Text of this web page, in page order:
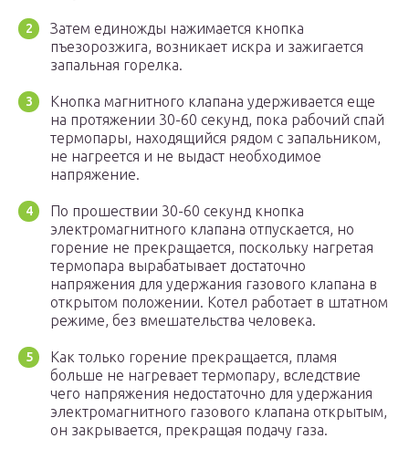
Затем единожды нажимается кнопка
пъезорозжига, возникает искра и зажигается
запальная горелка.
Кнопка магнитного клапана удерживается еще
на протяжении 30-60 секунд, пока рабочий спай
термопары, находящийся рядом с запальником,
не нагреется и не выдаст необходимое
напряжение.
По прошествии 30-60 секунд кнопка
электромагнитного клапана отпускается, но
горение не прекращается, поскольку нагретая
термопара вырабатывает достаточно
напряжения для удержания газового клапана в
открытом положении. Котел работает в штатном
режиме, без вмешательства человека.
Как только горение прекращается, пламя
больше не нагревает термопару, вследствие
чего напряжения недостаточно для удержания
электромагнитного газового клапана открытым,
он закрывается, прекращая подачу газа.